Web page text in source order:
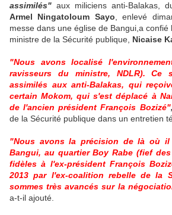
assimilés" aux miliciens anti-Balakas,
Armel Ningatoloum Sayo , enlevé
messe dans une église de Bangui,a
ministre de la Sécurité publique, Nicaise
"Nous avons localisé
ravisseurs du ministre, NDLR). Ce
assimilés aux anti-Balakas, qui
certain Mokom, qui s'est déplacé à
de l'ancien président François Bozizé",
de la Sécurité publique dans un entretien
"Nous avons la précision de là où
Bangui, au quartier Boy Rabe (fief
fidèles à l'ex-président François
2013 par l'ex-coalition rebelle de la
sommes très avancés sur la
a-t-il ajouté.